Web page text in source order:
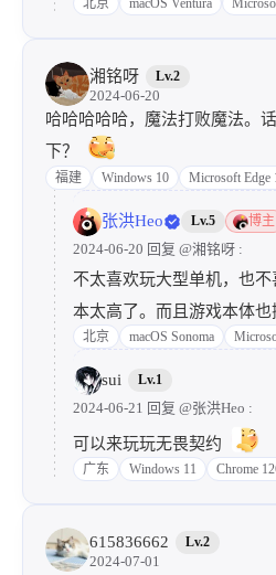
北京 macOS Ventura
湘铭呀 Lv.2
2024-06-20
哈哈哈哈哈，魔法打败魔法。
下？
福建 Windows 10 Microsoft Edge
张洪Heo Lv.5 博主
2024-06-20 回复 @湘铭呀 :
不太喜欢玩大型单机，也
本太高了。而且游戏本体也
北京 macOS Sonoma
sui Lv.1
2024-06-21 回复 @张洪Heo :
可以来玩玩无畏契约
广东 Windows 11 Chrome
615836662 Lv.2
2024-07-01